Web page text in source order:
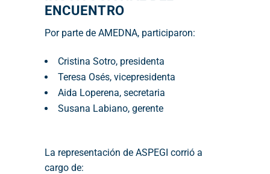
ENCUENTRO
Por parte de AMEDNA, participaron:
Cristina Sotro, presidenta
Teresa Osés, vicepresidenta
Aida Loperena, secretaria
Susana Labiano, gerente
La representación de ASPEGI corrió a
cargo de: